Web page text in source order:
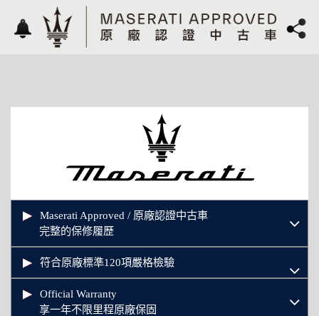
Maserati Approved / 原廠認證中古車
完整的保修履歷
符合原廠標準120項嚴格檢驗
Official Warranty
享一年不限里程原廠保固